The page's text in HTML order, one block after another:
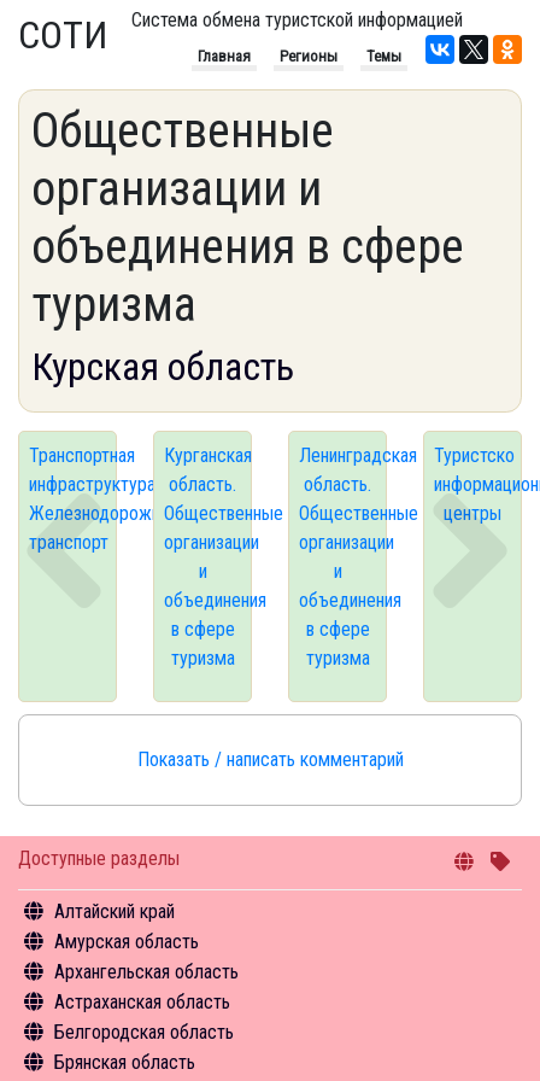
СОТИ Система обмена туристской информацией
Главная Регионы Темы
Доступные разделы
Алтайский край
Общая информация
Объекты туристского притяжения
Инфрастуктура туризма
Туризм в цифрах
Чем заняться
Амурская область
Общая информация
Объекты туристского притяжения
Инфрастуктура туризма
Туризм в цифрах
Архангельская область
Общая информация
Объекты туристского притяжения
Инфрастуктура туризма
Астраханская область
Общая информация
Объекты туристского притяжения
Белгородская область
Общая информация
Брянская область
Общественные
организации и
объединения в сфере
туризма
Курская область
Транспортная
инфраструктура.
Железнодорожный
транспорт
Курганская
область.
Общественные
организации
и
объединения
в сфере
туризма
Ленинградская
область.
Общественные
организации
и
объединения
в сфере
туризма
Туристско
центры
Показать / написать комментарий